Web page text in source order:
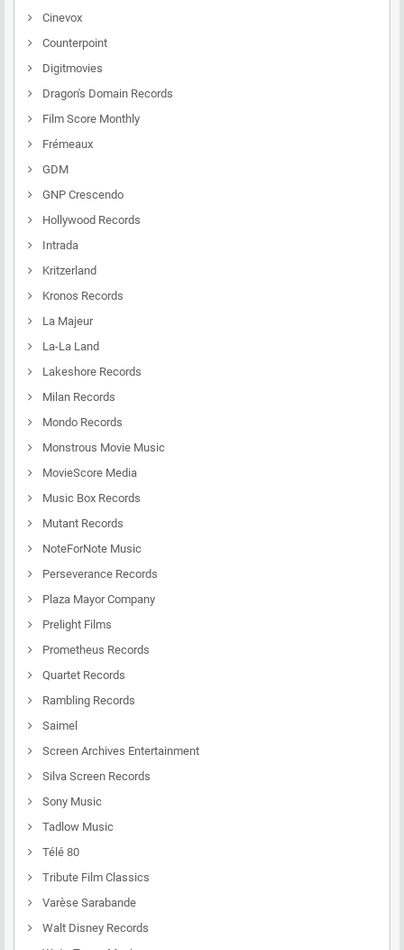
Cinevox
Counterpoint
Digitmovies
Dragon's Domain Records
Film Score Monthly
Frémeaux
GDM
GNP Crescendo
Hollywood Records
Intrada
Kritzerland
Kronos Records
La Majeur
La-La Land
Lakeshore Records
Milan Records
Mondo Records
Monstrous Movie Music
MovieScore Media
Music Box Records
Mutant Records
NoteForNote Music
Perseverance Records
Plaza Mayor Company
Prelight Films
Prometheus Records
Quartet Records
Rambling Records
Saimel
Screen Archives Entertainment
Silva Screen Records
Sony Music
Tadlow Music
Télé 80
Tribute Film Classics
Varèse Sarabande
Walt Disney Records